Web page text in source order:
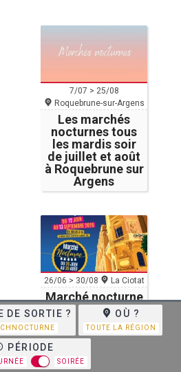
DE SORTIE ? OÙ ?
TOUTE LA RÉGION
PÉRIODE
SOIRÉE
7/07 > 25/08
Roquebrune-sur-Argens
Les marchés
nocturnes tous
les mardis soir
de juillet et août
à Roquebrune sur
Argens
26/06 > 30/08 La Ciotat
Marché nocturne
La Ciotat